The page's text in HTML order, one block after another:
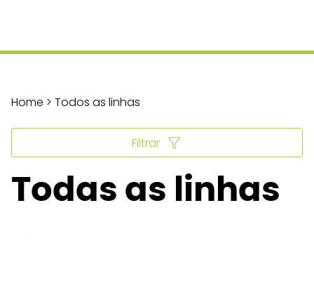
Todas as linhas
Home > Todos as linhas
Filtrar